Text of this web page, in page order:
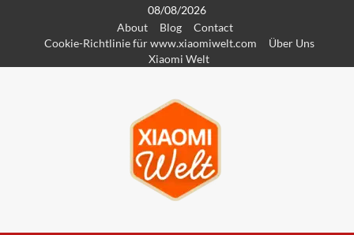
springen
08/08/2026
About
Blog
Contact
Cookie-Richtlinie für www.xiaomiwelt.com
Über Uns
Xiaomi Welt